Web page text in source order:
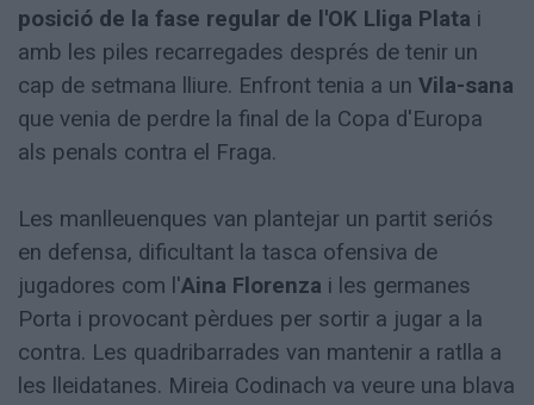
posició de la fase regular de l'OK Lliga Plata i
amb les piles recarregades després de tenir un
cap de setmana lliure. Enfront tenia a un Vila-sana
que venia de perdre la final de la Copa d'Europa
als penals contra el Fraga.
Les manlleuenques van plantejar un partit seriós
en defensa, dificultant la tasca ofensiva de
jugadores com l'Aina Florenza i les germanes
Porta i provocant pèrdues per sortir a jugar a la
contra. Les quadribarrades van mantenir a ratlla a
les lleidatanes. Mireia Codinach va veure una blava